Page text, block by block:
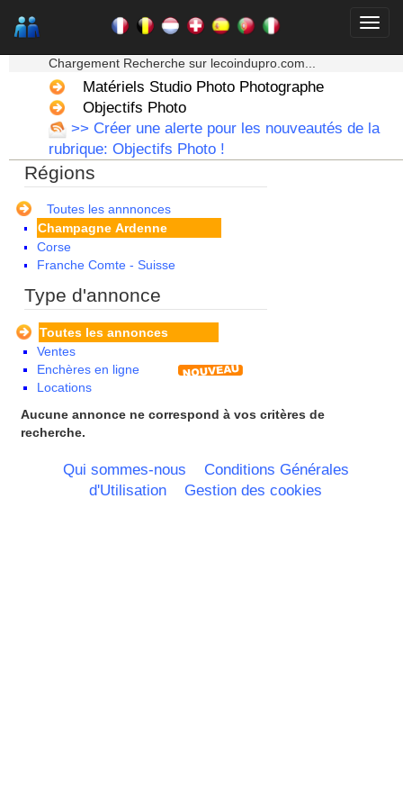
Chargement Recherche sur lecoindupro.com...
Matériels Studio Photo Photographe
Objectifs Photo
>> Créer une alerte pour les nouveautés de la
rubrique: Objectifs Photo !
Régions
Toutes les annnonces
Alsace
Aquitaine
Auvergne
Basse Normandie
Bourgogne
Bretagne
Centre
Champagne Ardenne
Corse
Franche Comte - Suisse
Guyane
Haute Normandie
Ile de France
La Réunion
Languedoc Roussillon
Limousin
Lorraine
Martinique
Midi Pyrenees - Espagne -
Portugal
Nord Pas de Calais - Belgique -
Type d'annonce
Toutes les annonces
Ventes
Enchères en ligne
Locations
Aucune annonce ne correspond à vos critères de
recherche.
Qui sommes-nous
Conditions Générales
d'Utilisation
Gestion des cookies